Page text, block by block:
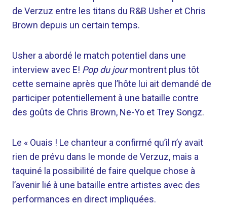
de Verzuz entre les titans du R&B Usher et Chris
Brown depuis un certain temps.
Usher a abordé le match potentiel dans une
interview avec E! Pop du jourmontrent plus tôt
cette semaine après que l’hôte lui ait demandé de
participer potentiellement à une bataille contre
des goûts de Chris Brown, Ne-Yo et Trey Songz.
Le « Ouais ! Le chanteur a confirmé qu’il n’y avait
rien de prévu dans le monde de Verzuz, mais a
taquiné la possibilité de faire quelque chose à
l’avenir lié à une bataille entre artistes avec des
performances en direct impliquées.